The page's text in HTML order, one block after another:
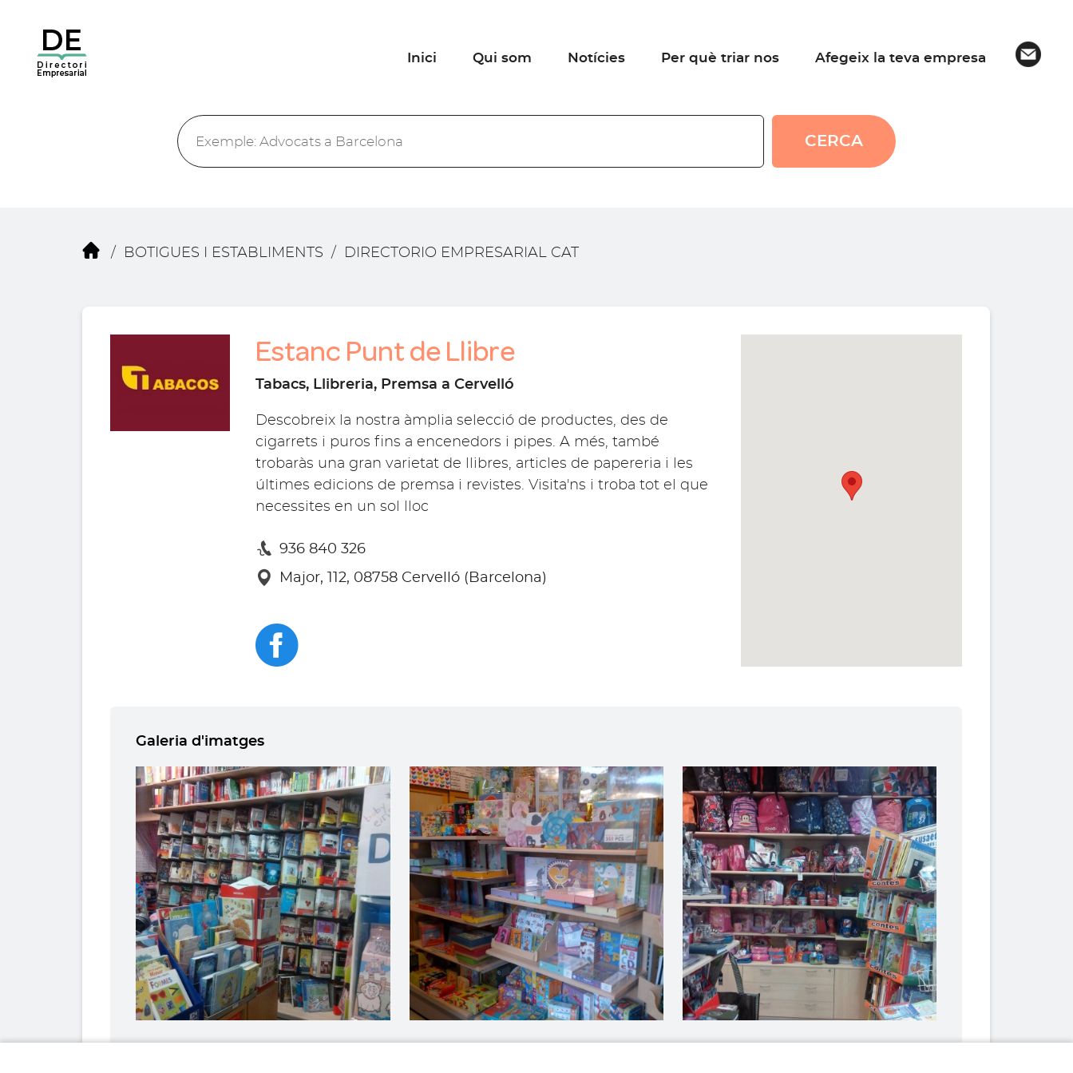
Inici Qui som Notícies Per què triar nos Afegeix la teva empresa
CERCA
/ BOTIGUES I ESTABLIMENTS / DIRECTORIO EMPRESARIAL CAT
Estanc Punt de Llibre
Tabacs, Llibreria, Premsa a Cervelló
Descobreix la nostra àmplia selecció de productes, des de
cigarrets i puros fins a encenedors i pipes. A més, també
trobaràs una gran varietat de llibres, articles de papereria i les
últimes edicions de premsa i revistes. Visita'ns i troba tot el que
necessites en un sol lloc
936 840 326
Major, 112, 08758 Cervelló (Barcelona)
Galeria d'imatges